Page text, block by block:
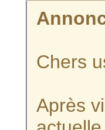
Chers
Après